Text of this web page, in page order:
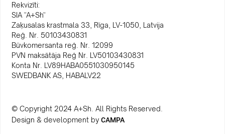
Rekvizīti:
SIA "A+Sh"
Zaķusalas krastmala 33, Rīga, LV-1050, Latvija
Reģ. Nr. 50103430831
Būvkomersanta reģ. Nr. 12099
PVN maksātāja Reģ Nr. LV50103430831
Konta Nr. LV89HABA0551030950145
SWEDBANK AS, HABALV22
© Copyright 2024 A+Sh. All Rights Reserved.
Design & development byCAMPA